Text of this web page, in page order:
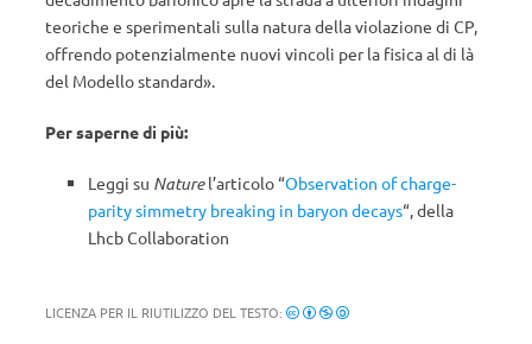
teoriche e sperimentali sulla natura della violazione di CP,
offrendo potenzialmente nuovi vincoli per la fisica al di là
del Modello standard».
Per saperne di più:
Leggi su Naturel’articolo “Observation of charge-
parity simmetry breaking in baryon decays“, della
Lhcb Collaboration
LICENZA PER IL RIUTILIZZO DEL TESTO: